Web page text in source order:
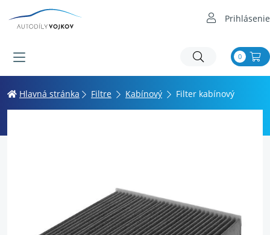
Prihlásenie
0
Hlavná stránka Filtre Kabínový Filter kabínový